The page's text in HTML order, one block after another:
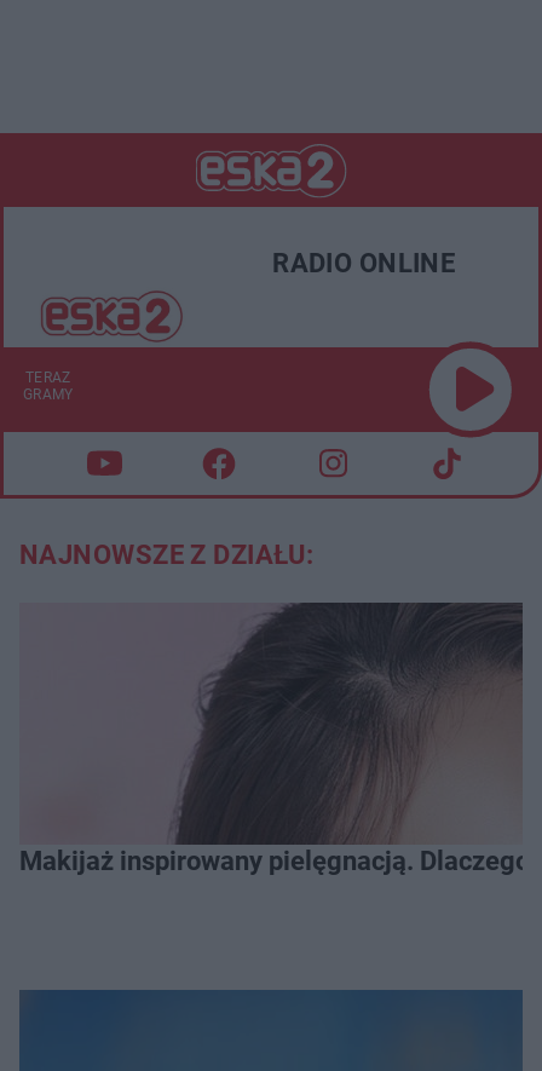
RADIO ONLINE
TERAZ
GRAMY
NAJNOWSZE Z DZIAŁU:
Makijaż inspirowany pielęgnacją.